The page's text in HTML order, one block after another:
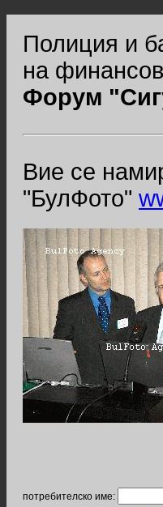
Полиция и
на
Форум
Вие се
"БулФото"
потребителско име: